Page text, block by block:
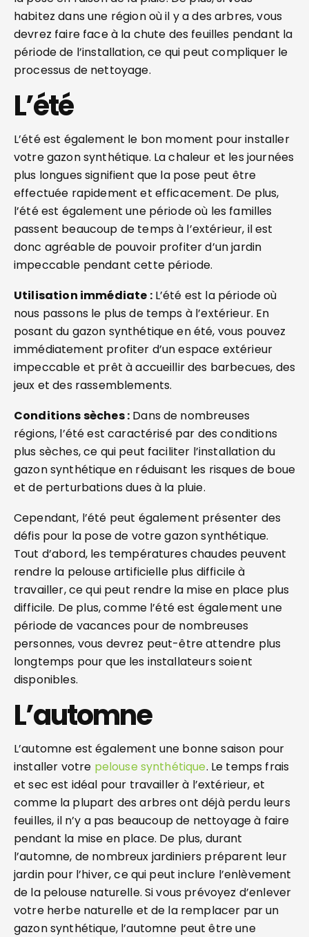
habitez dans une région où il y a des arbres, vous
devrez faire face à la chute des feuilles pendant la
période de l’installation, ce qui peut compliquer le
processus de nettoyage.
L’été
L’été est également le bon moment pour installer
votre gazon synthétique. La chaleur et les journées
plus longues signifient que la pose peut être
effectuée rapidement et efficacement. De plus,
l’été est également une période où les familles
passent beaucoup de temps à l’extérieur, il est
donc agréable de pouvoir profiter d’un jardin
impeccable pendant cette période.
Utilisation immédiate :L’été est la période où
nous passons le plus de temps à l’extérieur. En
posant du gazon synthétique en été, vous pouvez
immédiatement profiter d’un espace extérieur
impeccable et prêt à accueillir des barbecues, des
jeux et des rassemblements.
Conditions sèches : Dans de nombreuses
régions, l’été est caractérisé par des conditions
plus sèches, ce qui peut faciliter l’installation du
gazon synthétique en réduisant les risques de boue
et de perturbations dues à la pluie.
Cependant, l’été peut également présenter des
défis pour la pose de votre gazon synthétique.
Tout d’abord, les températures chaudes peuvent
rendre la pelouse artificielle plus difficile à
travailler, ce qui peut rendre la mise en place plus
difficile. De plus, comme l’été est également une
période de vacances pour de nombreuses
personnes, vous devrez peut-être attendre plus
longtemps pour que les installateurs soient
disponibles.
L’automne
L’automne est également une bonne saison pour
installer votre pelouse synthétique. Le temps frais
et sec est idéal pour travailler à l’extérieur, et
comme la plupart des arbres ont déjà perdu leurs
feuilles, il n’y a pas beaucoup de nettoyage à faire
pendant la mise en place. De plus, durant
l’automne, de nombreux jardiniers préparent leur
jardin pour l’hiver, ce qui peut inclure l’enlèvement
de la pelouse naturelle. Si vous prévoyez d’enlever
votre herbe naturelle et de la remplacer par un
gazon synthétique, l’automne peut être une